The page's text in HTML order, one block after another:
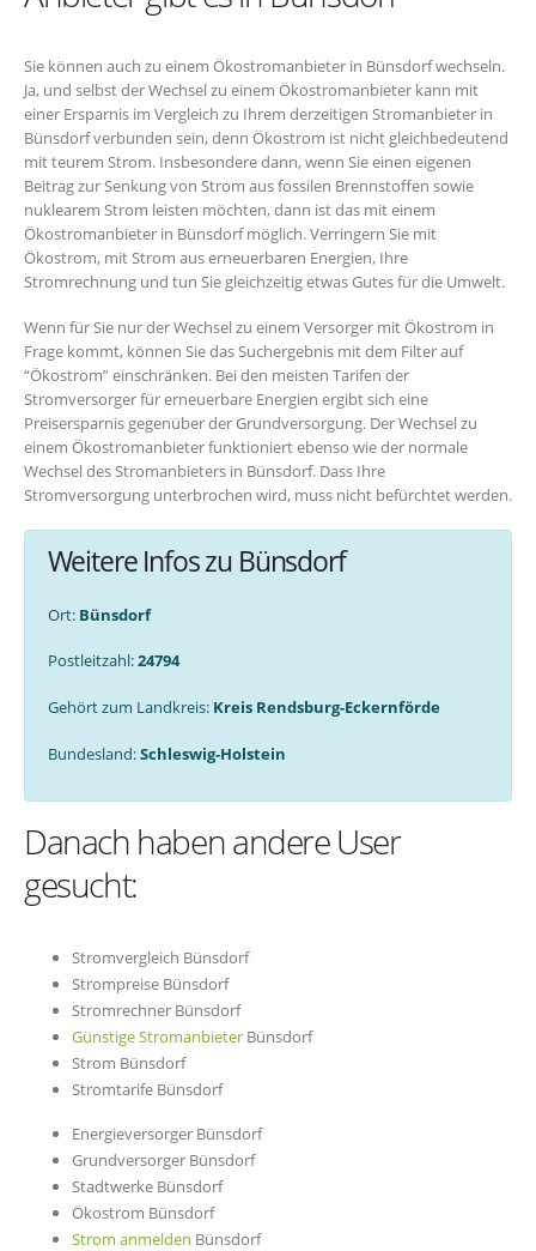
Sie können auch zu einem Ökostromanbieter in Bünsdorf wechseln.
Ja, und selbst der Wechsel zu einem Ökostromanbieter kann mit
einer Ersparnis im Vergleich zu Ihrem derzeitigen Stromanbieter in
Bünsdorf verbunden sein, denn Ökostrom ist nicht gleichbedeutend
mit teurem Strom. Insbesondere dann, wenn Sie einen eigenen
Beitrag zur Senkung von Strom aus fossilen Brennstoffen sowie
nuklearem Strom leisten möchten, dann ist das mit einem
Ökostromanbieter in Bünsdorf möglich. Verringern Sie mit
Ökostrom, mit Strom aus erneuerbaren Energien, Ihre
Stromrechnung und tun Sie gleichzeitig etwas Gutes für die Umwelt.
Wenn für Sie nur der Wechsel zu einem Versorger mit Ökostrom in
Frage kommt, können Sie das Suchergebnis mit dem Filter auf
“Ökostrom” einschränken. Bei den meisten Tarifen der
Stromversorger für erneuerbare Energien ergibt sich eine
Preisersparnis gegenüber der Grundversorgung. Der Wechsel zu
einem Ökostromanbieter funktioniert ebenso wie der normale
Wechsel des Stromanbieters in Bünsdorf. Dass Ihre
Stromversorgung unterbrochen wird, muss nicht befürchtet werden.
Weitere Infos zu Bünsdorf
Ort: Bünsdorf
Postleitzahl:24794
Gehört zum Landkreis: Kreis Rendsburg-Eckernförde
Bundesland:Schleswig-Holstein
Danach haben andere User
gesucht:
Stromvergleich Bünsdorf
Strompreise Bünsdorf
Stromrechner Bünsdorf
Günstige Stromanbieter Bünsdorf
Strom Bünsdorf
Stromtarife Bünsdorf
Energieversorger Bünsdorf
Grundversorger Bünsdorf
Stadtwerke Bünsdorf
Ökostrom Bünsdorf
Strom anmelden Bünsdorf